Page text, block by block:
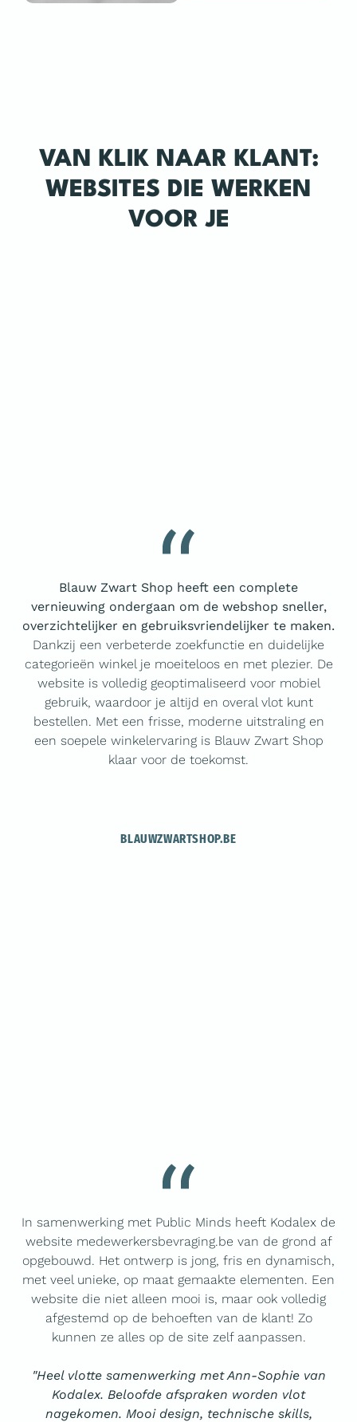
VAN KLIK NAAR KLANT:
WEBSITES DIE WERKEN
VOOR JE
Blauw Zwart Shop heeft een complete
vernieuwing ondergaan om de webshop sneller,
overzichtelijker en gebruiksvriendelijker te maken.
Dankzij een verbeterde zoekfunctie en duidelijke
categorieën winkel je moeiteloos en met plezier. De
website is volledig geoptimaliseerd voor mobiel
gebruik, waardoor je altijd en overal vlot kunt
bestellen. Met een frisse, moderne uitstraling en
een soepele winkelervaring is Blauw Zwart Shop
klaar voor de toekomst.
BLAUWZWARTSHOP.BE
In samenwerking met Public Minds heeft Kodalex de
website medewerkersbevraging.be van de grond af
opgebouwd. Het ontwerp is jong, fris en dynamisch,
met veel unieke, op maat gemaakte elementen. Een
website die niet alleen mooi is, maar ook volledig
afgestemd op de behoeften van de klant! Zo
kunnen ze alles op de site zelf aanpassen.
"Heel vlotte samenwerking met Ann-Sophie van
Kodalex. Beloofde afspraken worden vlot
nagekomen. Mooi design, technische skills,